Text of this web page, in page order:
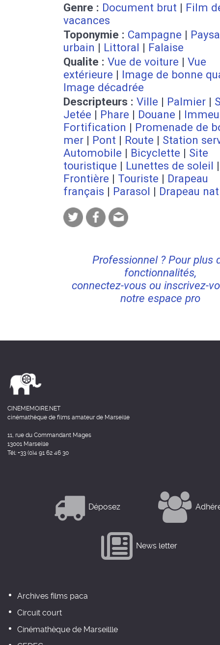
Genre : Document brut | Film
vacances
Toponymie : Campagne |
urbain | Littoral | Falaise
Qualite : Vue de voiture | Vue
extérieure | Image de bonne
Image décadrée
Descripteurs : Ville | Palmier |
Jetée | Phare | Douane |
Fortification | Promenade de
mer | Pont | Route | Station
Automobile | Bicyclette | Site
touristique | Lunettes de soleil |
Frontière | Touriste | Drapeau
français | Parasol | Drapeau
Professionnel ? Pour plus
fonctionnalités,
connectez-vous ou inscrivez-
notre espace pro
CINEMEMOIRE.NET
cinémathèque de films amateur de Marseille
11, rue du Commandant Mages
13001 Marseille
Tél: +33 (0)4 91 62 46 30
Déposez
News letter
Archives films paca
Circuit court
Cinémathèque de Marseillle